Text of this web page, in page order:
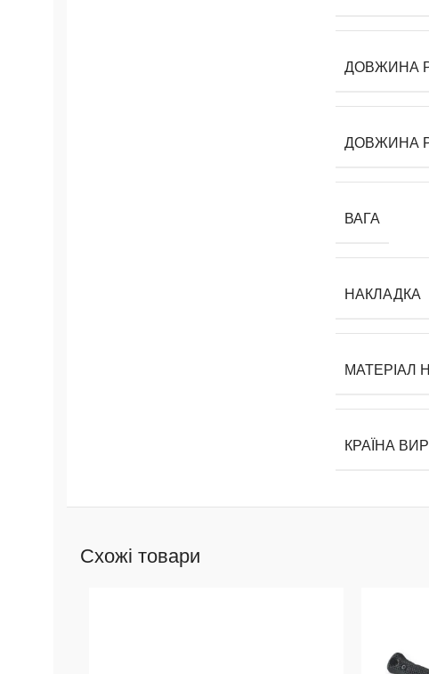
ДОВЖИНА
ДОВЖИНА
ВАГА
НАКЛАДКА
МАТЕРІАЛ
КРАЇНА
Схожі товари